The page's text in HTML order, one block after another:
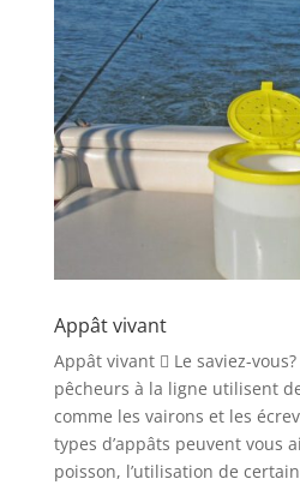
Appât vivant
Appât vivant  Le saviez-
pêcheurs à la ligne utilisent
comme les vairons et les
types d’appâts peuvent vous
poisson, l’utilisation de